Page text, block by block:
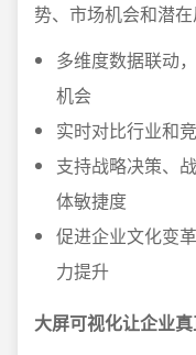
势、市场机会和潜在
多维度数据联动
机会
实时对比行业和
支持战略决策、
体敏捷度
促进企业文化变
力提升
大屏可视化让企业